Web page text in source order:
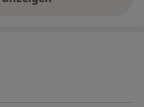
Erfahrungen